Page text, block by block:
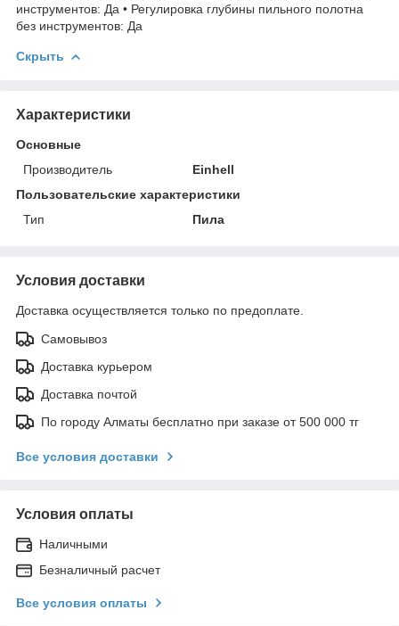
инструментов: Да • Регулировка глубины пильного полотна
без инструментов: Да
Скрыть
Характеристики
Основные
Производитель
Einhell
Пользовательские характеристики
Тип
Пила
Условия доставки
Доставка осуществляется только по предоплате.
Самовывоз
Доставка курьером
Доставка почтой
По городу Алматы бесплатно при заказе от 500 000 тг
Все условия доставки
Условия оплаты
Наличными
Безналичный расчет
Все условия оплаты